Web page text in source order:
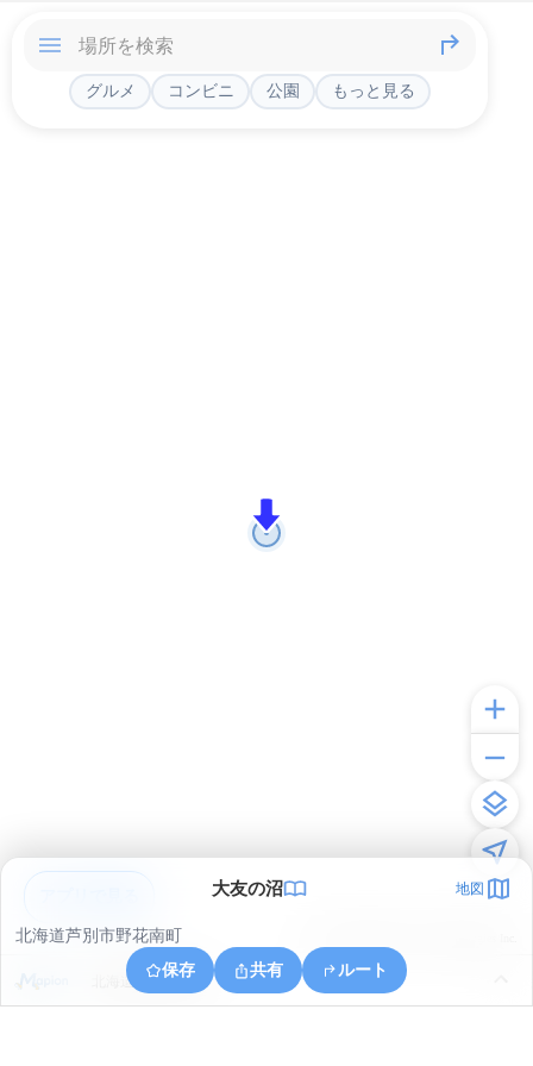
グルメ コンビニ 公園 もっと見る
大友の沼 地図
北海道芦別市野花南町
保存
共有 ルート
北海道芦別市幌内